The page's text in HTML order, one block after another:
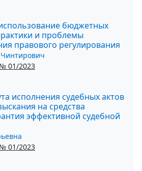
бюджетных
и проблемы
правового регулирования
01/2023
исполнения судебных актов
на средства
эффективной судебной
01/2023